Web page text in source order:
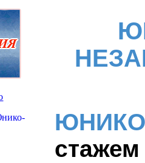
ЮНИКО
стажем